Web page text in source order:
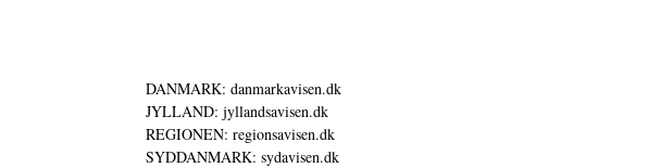
DANMARK: danmarkavisen.dk
JYLLAND: jyllandsavisen.dk
REGIONEN: regionsavisen.dk
SYDDANMARK: sydavisen.dk